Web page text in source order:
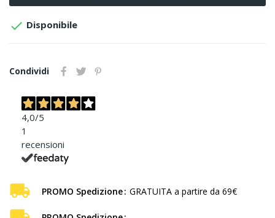
 Disponibile
Condividi
4,0/5
1
recensioni
PROMO Spedizione GRATUITA a partire da 69€